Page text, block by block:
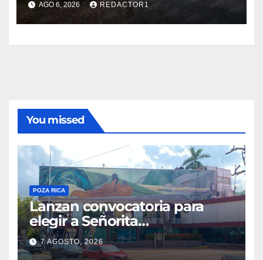
AGO 6, 2026 REDACTOR1
You missed
POZA RICA
Lanzan convocatoria para
elegir a Señorita
Independencia, Patria y
Libertad 2026
7 AGOSTO, 2026